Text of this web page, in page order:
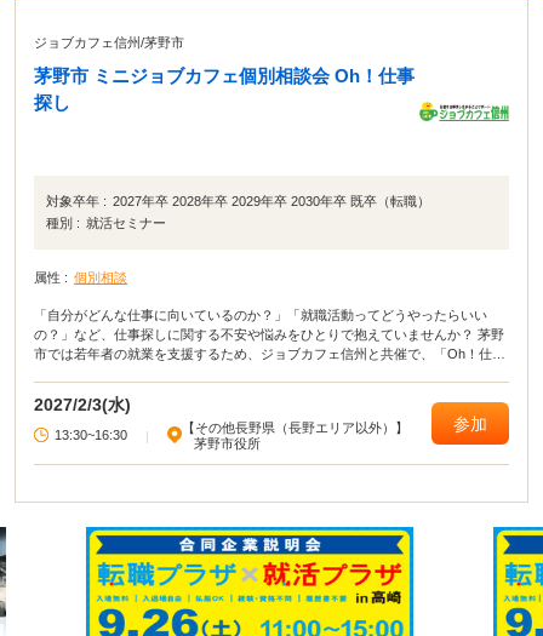
ジョブカフェ信州/茅野市
茅野市 ミニジョブカフェ個別相談会 Oh！仕事
探し
対象卒年 : 2027年卒 2028年卒 2029年卒 2030年卒 既卒（転職）
種別 : 就活セミナー
属性 : 個別相談
「自分がどんな仕事に向いているのか？」「就職活動ってどうやったらいい
の？」など、仕事探しに関する不安や悩みをひとりで抱えていませんか？ 茅野
市では若年者の就業を支援するため、ジョブカフェ信州と共催で、「Oh！仕事
をサポートいたします。 相談は個室で行い秘密は厳守いたしますので安心して
ご相談ください。 相談日は月1回ありますので、1回で解決しなければまた次回
2027/2/3(水)
13:30~16:30 |
【その他長野県（長野エリア以外）】
茅野市役所
参加